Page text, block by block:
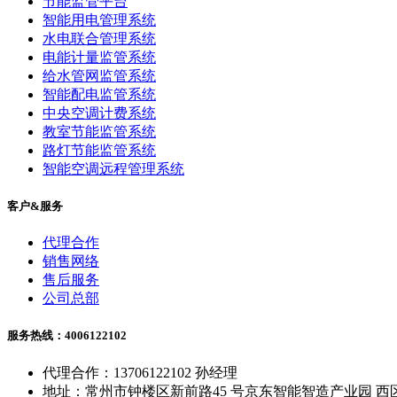
智能用电管理系统
水电联合管理系统
电能计量监管系统
给水管网监管系统
智能配电监管系统
中央空调计费系统
教室节能监管系统
路灯节能监管系统
智能空调远程管理系统
客户&服务
代理合作
销售网络
售后服务
公司总部
服务热线：4006122102
代理合作：13706122102 孙经理
地址：常州市钟楼区新前路45 号京东智能智造产业园 西